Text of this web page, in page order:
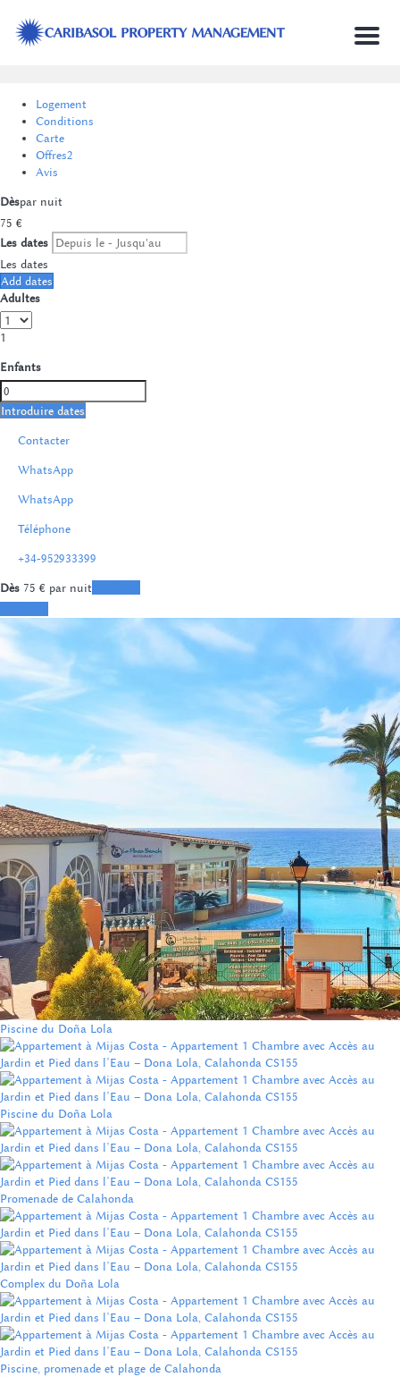
Menu
Logement
Conditions
Carte
Offres2
Avis
Dèspar nuit
75 €
Les dates
Les dates
Add dates
Adultes
1
Enfants
Introduire dates
Contacter
WhatsApp
WhatsApp
Téléphone
+34-952933399
Dès 75 € par nuit
Piscine du Doña Lola
Piscine du Doña Lola
Promenade de Calahonda
Complex du Doña Lola
Piscine, promenade et plage de Calahonda